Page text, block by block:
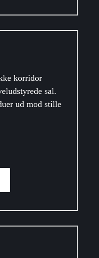
korridor
sal.
ud mod stille